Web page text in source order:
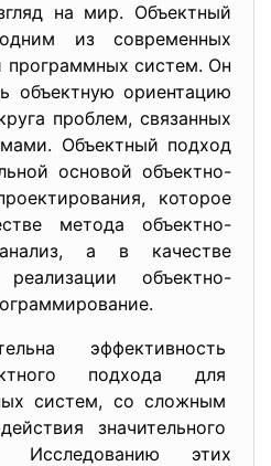
на мир. Объектный
из современных
программных систем. Он
объектную ориентацию
проблем, связанных
Объектный подход
основой объектно-
которое
метода объектно-
анализ, а в качестве
объектно-
эффективность
подхода для
систем, со сложным
значительного
Исследованию этих